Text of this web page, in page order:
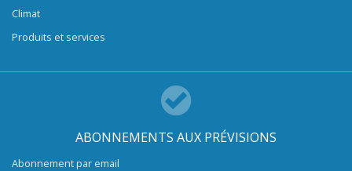
Climat
Produits et services
ABONNEMENTS AUX PRÉVISIONS
Abonnement par email